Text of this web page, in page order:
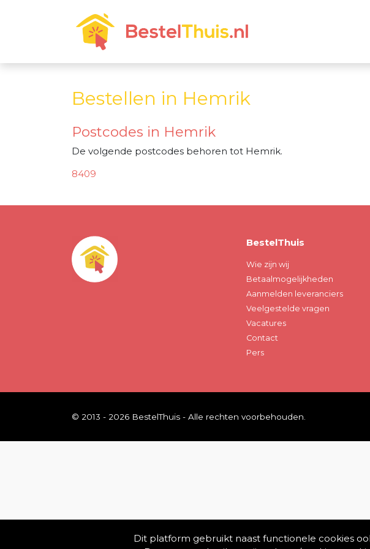
Bestellen in Hemrik
Postcodes in Hemrik
De volgende postcodes behoren tot Hemrik.
8409
BestelThuis
Wie zijn wij
Betaalmogelijkheden
Aanmelden leveranciers
Veelgestelde vragen
Vacatures
Contact
Pers
© 2013 - 2026 BestelThuis - Alle rechten voorbehouden.
Dit platform gebruikt naast functionele cookies